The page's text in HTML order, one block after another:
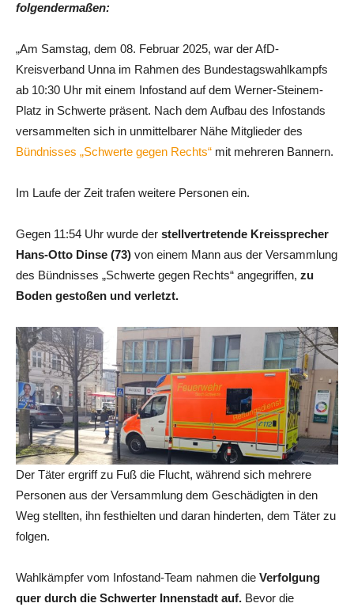
folgendermaßen:
„Am Samstag, dem 08. Februar 2025, war der AfD-
Kreisverband Unna im Rahmen des Bundestagswahlkampfs
ab 10:30 Uhr mit einem Infostand auf dem Werner-Steinem-
Platz in Schwerte präsent. Nach dem Aufbau des Infostands
versammelten sich in unmittelbarer Nähe Mitglieder des
Bündnisses „Schwerte gegen Rechts“ mit mehreren Bannern.
Im Laufe der Zeit trafen weitere Personen ein.
Gegen 11:54 Uhr wurde der stellvertretende Kreissprecher
Hans-Otto Dinse (73) von einem Mann aus der Versammlung
des Bündnisses „Schwerte gegen Rechts“ angegriffen, zu
Boden gestoßen und verletzt.
Der Täter ergriff zu Fuß die Flucht, während sich mehrere
Personen aus der Versammlung dem Geschädigten in den
Weg stellten, ihn festhielten und daran hinderten, dem Täter zu
folgen.
Wahlkämpfer vom Infostand-Team nahmen die Verfolgung
quer durch die Schwerter Innenstadt auf. Bevor die